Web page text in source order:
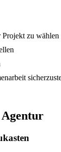
zu wählen
Agentur